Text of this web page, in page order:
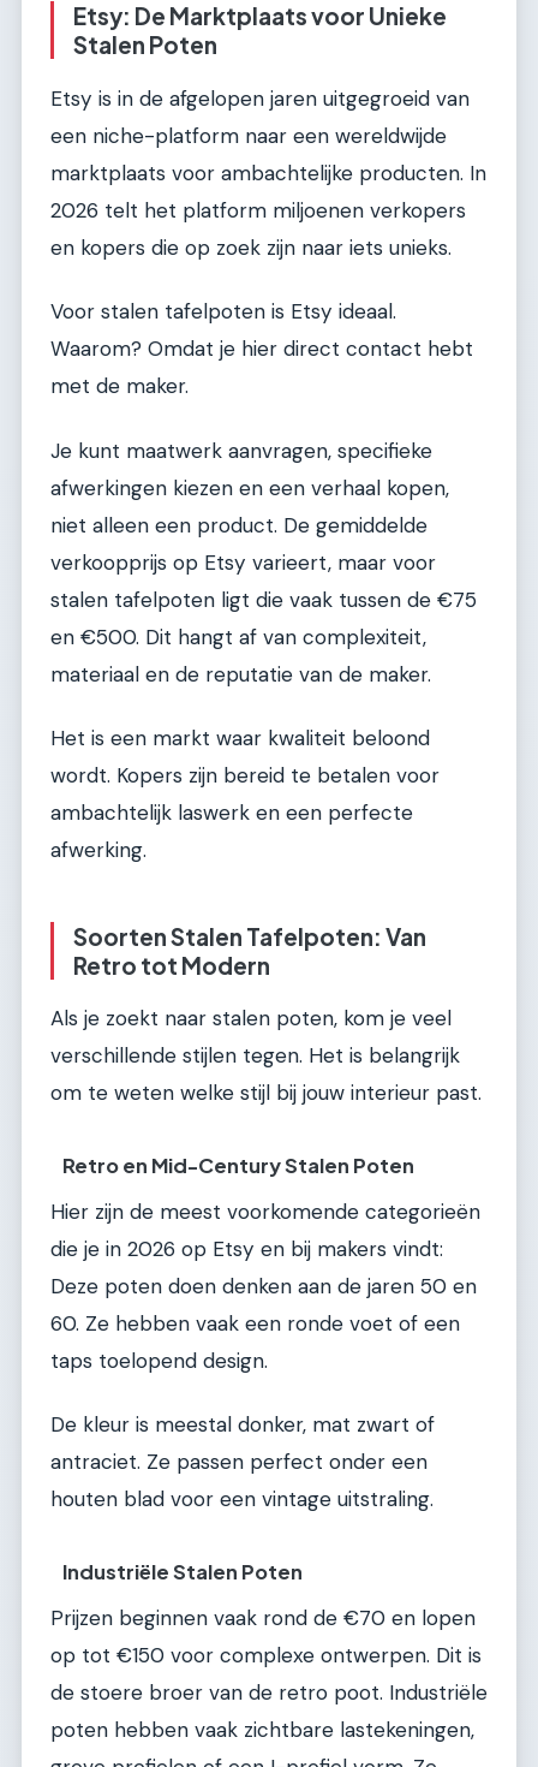
Etsy: De Marktplaats voor Unieke
Stalen Poten
Etsy is in de afgelopen jaren uitgegroeid van
een niche-platform naar een wereldwijde
marktplaats voor ambachtelijke producten. In
2026 telt het platform miljoenen verkopers
en kopers die op zoek zijn naar iets unieks.
Voor stalen tafelpoten is Etsy ideaal.
Waarom? Omdat je hier direct contact hebt
met de maker.
Je kunt maatwerk aanvragen, specifieke
afwerkingen kiezen en een verhaal kopen,
niet alleen een product. De gemiddelde
verkoopprijs op Etsy varieert, maar voor
stalen tafelpoten ligt die vaak tussen de €75
en €500. Dit hangt af van complexiteit,
materiaal en de reputatie van de maker.
Het is een markt waar kwaliteit beloond
wordt. Kopers zijn bereid te betalen voor
ambachtelijk laswerk en een perfecte
afwerking.
Soorten Stalen Tafelpoten: Van
Retro tot Modern
Als je zoekt naar stalen poten, kom je veel
verschillende stijlen tegen. Het is belangrijk
om te weten welke stijl bij jouw interieur past.
Retro en Mid-Century Stalen Poten
Hier zijn de meest voorkomende categorieën
die je in 2026 op Etsy en bij makers vindt:
Deze poten doen denken aan de jaren 50 en
60. Ze hebben vaak een ronde voet of een
taps toelopend design.
De kleur is meestal donker, mat zwart of
antraciet. Ze passen perfect onder een
houten blad voor een vintage uitstraling.
Industriële Stalen Poten
Prijzen beginnen vaak rond de €70 en lopen
op tot €150 voor complexe ontwerpen. Dit is
de stoere broer van de retro poot. Industriële
poten hebben vaak zichtbare lastekeningen,